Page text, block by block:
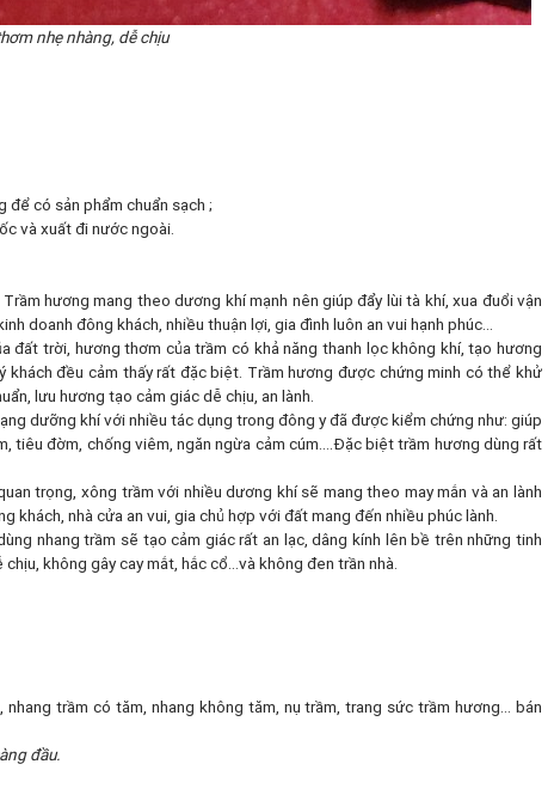
nhẹ nhàng, dễ chịu
có sản phẩm chuẩn sạch ;
và xuất đi nước ngoài.
hương mang theo dương khí mạnh nên giúp đẩy lùi tà khí, xua đuổi vận
doanh đông khách, nhiều thuận lợi, gia đình luôn an vui hạnh phúc…
trời, hương thơm của trầm có khả năng thanh lọc không khí, tạo hương
đều cảm thấy rất đặc biệt. Trầm hương được chứng minh có thể khử
lưu hương tạo cảm giác dễ chịu, an lành.
dưỡng khí với nhiều tác dụng trong đông y đã được kiểm chứng như: giúp
tiêu đờm, chống viêm, ngăn ngừa cảm cúm….Đặc biệt trầm hương dùng rất
trọng, xông trầm với nhiều dương khí sẽ mang theo may mắn và an lành
nhà cửa an vui, gia chủ hợp với đất mang đến nhiều phúc lành.
nhang trầm sẽ tạo cảm giác rất an lạc, dâng kính lên bề trên những tinh
không gây cay mắt, hắc cổ…và không đen trần nhà.
trầm có tăm, nhang không tăm, nụ trầm, trang sức trầm hương... bán
đầu.